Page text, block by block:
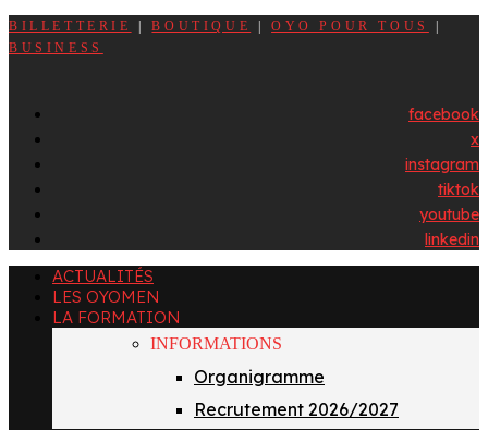
BILLETTERIE |BOUTIQUE |OYO POUR TOUS
BUSINESS
facebook
x
instagram
tiktok
youtube
linkedin
ACTUALITÉS
LES OYOMEN
LA FORMATION
INFORMATIONS
Organigramme
Recrutement 2026/2027